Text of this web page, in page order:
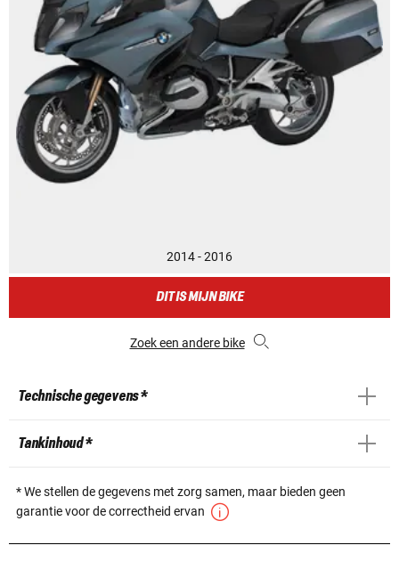
2014 - 2016
DIT IS MIJN BIKE
Zoek een andere bike
Technische gegevens *
Tankinhoud *
* We stellen de gegevens met zorg samen, maar bieden geen
garantie voor de correctheid ervan